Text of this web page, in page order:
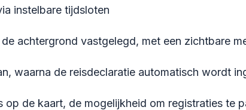
instelbare tijdsloten
achtergrond vastgelegd, met een zichtbare
waarna de reisdeclaratie automatisch wordt
de kaart, de mogelijkheid om registraties te